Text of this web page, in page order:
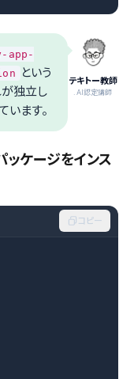
テキトー教師
.AI認定講師
app-
という
が独立し
います。
ケージをインス
コピー